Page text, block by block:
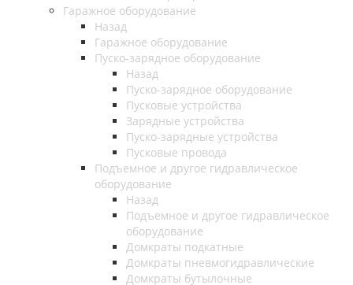
Гаражное оборудование
Назад
Гаражное оборудование
Пуско-зарядное оборудование
Назад
Пуско-зарядное оборудование
Пусковые устройства
Зарядные устройства
Пуско-зарядные устройства
Пусковые провода
Подъемное и другое гидравлическое
оборудование
Назад
Подъемное и другое гидравлическое
оборудование
Домкраты подкатные
Домкраты пневмогидравлические
Домкраты бутылочные